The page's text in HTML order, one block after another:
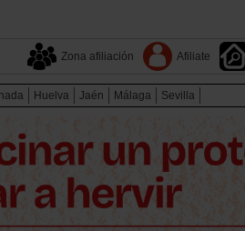
Zona afiliación Afiliate
Huelva Jaén Málaga Sevilla